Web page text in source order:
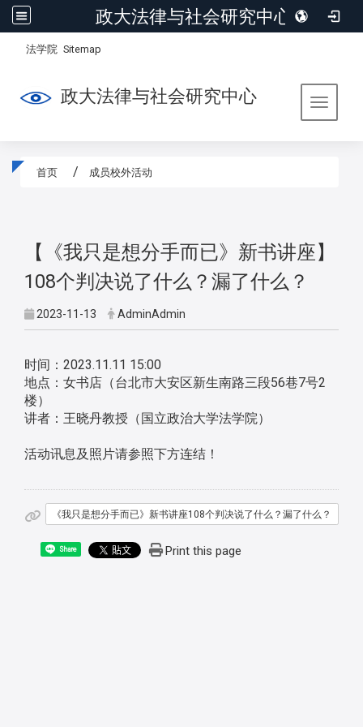
政大法律与社会研究中心
法学院 Sitemap
Toggle
政大法律与社会研究中心
首页 成员校外活动
【《我只是想分手而已》新书讲座】
108个判决说了什么？漏了什么？
2023-11-13 AdminAdmin
时间：2023.11.11 15:00
地点：女书店（台北市大安区新生南路三段56巷7号2
楼）
讲者：王晓丹教授（国立政治大学法学院）
活动讯息及照片请参照下方连结！
《我只是想分手而已》新书讲座108个判决说了什么？漏了什么？
Share Print this page